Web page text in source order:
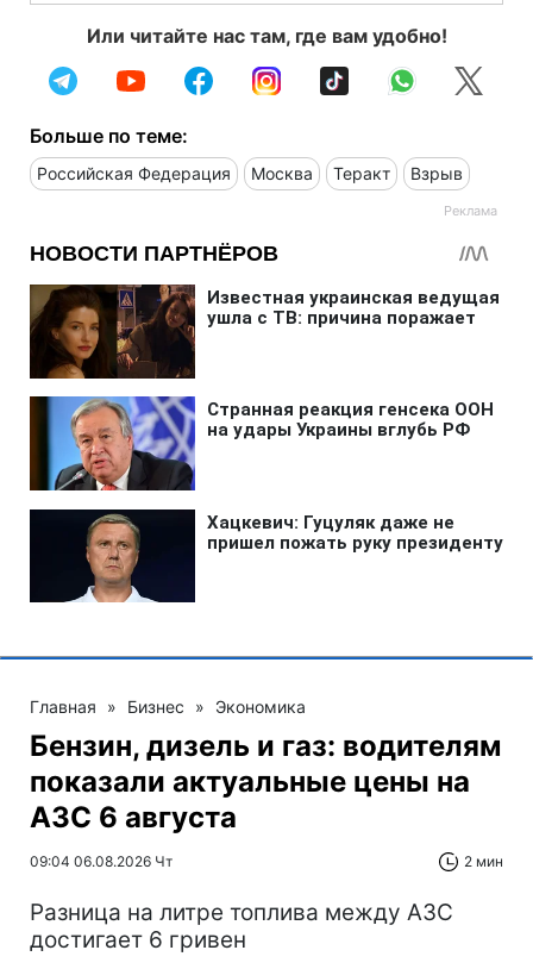
Или читайте нас там, где вам удобно!
Больше по теме:
Российская Федерация Москва Теракт Взрыв
Главная » Бизнес » Экономика
Бензин, дизель и газ: водителям
показали актуальные цены на
АЗС 6 августа
09:04 06.08.2026 Чт 2 мин
Разница на литре топлива между АЗС
достигает 6 гривен